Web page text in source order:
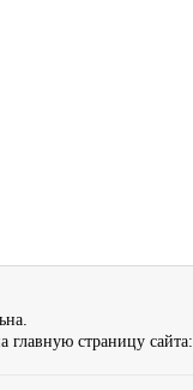
главную страницу сайта: